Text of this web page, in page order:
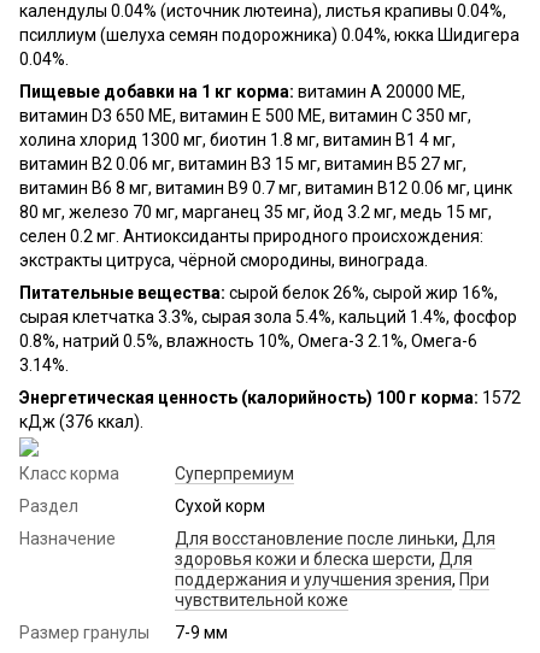
календулы 0.04% (источник лютеина), листья крапивы 0.04%,
псиллиум (шелуха семян подорожника) 0.04%, юкка Шидигера
0.04%.
Пищевые добавки на 1 кг корма: витамин A 20000 МЕ,
витамин D3 650 МЕ, витамин E 500 МЕ, витамин C 350 мг,
холина хлорид 1300 мг, биотин 1.8 мг, витамин B1 4 мг,
витамин B2 0.06 мг, витамин B3 15 мг, витамин B5 27 мг,
витамин B6 8 мг, витамин B9 0.7 мг, витамин B12 0.06 мг, цинк
80 мг, железо 70 мг, марганец 35 мг, йод 3.2 мг, медь 15 мг,
селен 0.2 мг. Антиоксиданты природного происхождения:
экстракты цитруса, чёрной смородины, винограда.
Питательные вещества: сырой белок 26%, сырой жир 16%,
сырая клетчатка 3.3%, сырая зола 5.4%, кальций 1.4%, фосфор
0.8%, натрий 0.5%, влажность 10%, Омега-3 2.1%, Омега-6
3.14%.
Энергетическая ценность (калорийность) 100 г корма: 1572
кДж (376 ккал).
Класс корма
Суперпремиум
Раздел
Сухой корм
Назначение
Для восстановление после линьки, Для
здоровья кожи и блеска шерсти, Для
поддержания и улучшения зрения, При
чувствительной коже
Размер гранулы
7-9 мм